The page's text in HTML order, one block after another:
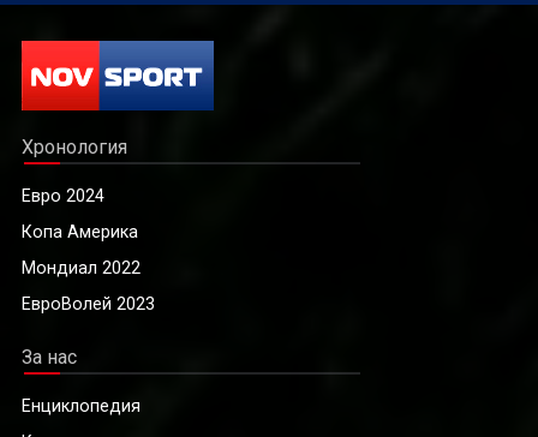
Хронология
Евро 2024
Копа Америка
Мондиал 2022
ЕвроВолей 2023
За нас
Енциклопедия